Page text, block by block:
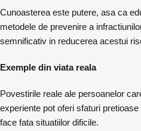
Cunoasterea este putere, asa ca
metodele de prevenire a
semnificativ in reducerea acestui
Exemple din viata reala
Povestirile reale ale persoanelor
experiente pot oferi sfaturi
face fata situatiilor dificile.